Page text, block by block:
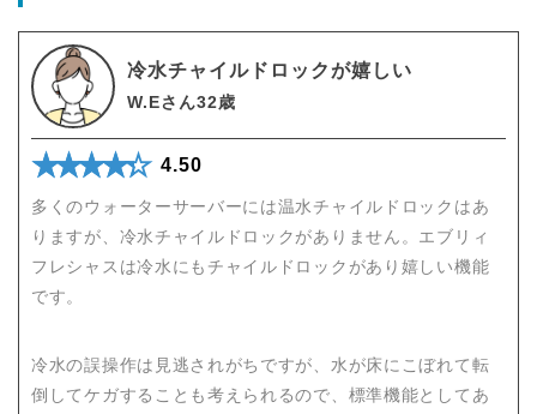
冷水チャイルドロックが嬉しい
W.Eさん32歳
★★★★★
☆☆☆☆☆ 4.50
多くのウォーターサーバーには温水チャイルドロックはあ
りますが、冷水チャイルドロックがありません。エブリィ
フレシャスは冷水にもチャイルドロックがあり嬉しい機能
です。
冷水の誤操作は見逃されがちですが、水が床にこぼれて転
倒してケガすることも考えられるので、標準機能としてあ